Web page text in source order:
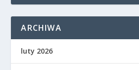
ARCHIWA
luty 2026